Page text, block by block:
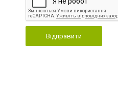
Відправити